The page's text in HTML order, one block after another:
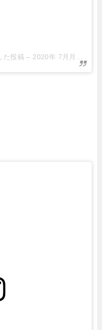
た投稿 – 2020年 7月月3日午前5時43分PDT